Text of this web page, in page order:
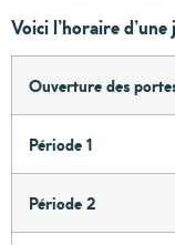
Voici l’horaire
Ouverture des
Période 1
Période 2